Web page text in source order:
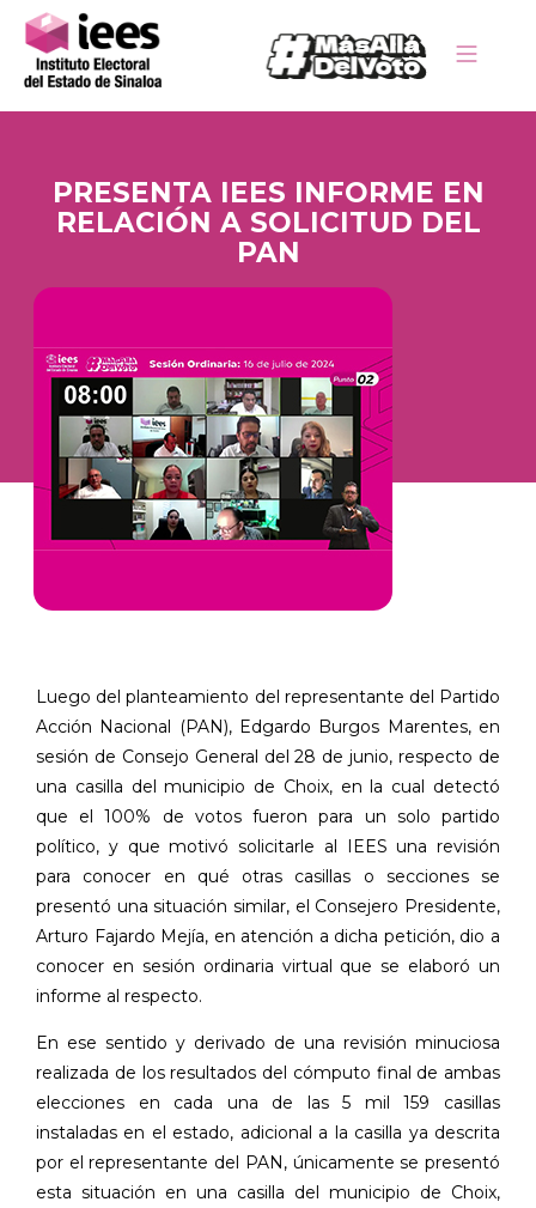
PRESENTA IEES INFORME EN
RELACIÓN A SOLICITUD DEL
PAN
Luego del planteamiento del representante del Partido
Acción Nacional (PAN), Edgardo Burgos Marentes, en
sesión de Consejo General del 28 de junio, respecto de
una casilla del municipio de Choix, en la cual detectó
que el 100% de votos fueron para un solo partido
político, y que motivó solicitarle al IEES una revisión
para conocer en qué otras casillas o secciones se
presentó una situación similar, el Consejero Presidente,
Arturo Fajardo Mejía, en atención a dicha petición, dio a
conocer en sesión ordinaria virtual que se elaboró un
informe al respecto.
En ese sentido y derivado de una revisión minuciosa
realizada de los resultados del cómputo final de ambas
elecciones en cada una de las 5 mil 159 casillas
instaladas en el estado, adicional a la casilla ya descrita
por el representante del PAN, únicamente se presentó
esta situación en una casilla del municipio de Choix,